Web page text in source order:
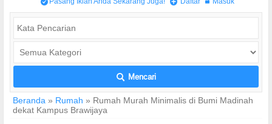
L Mencari
Beranda » Rumah » Rumah Murah Minimalis di Bumi Madinah
dekat Kampus Brawijaya